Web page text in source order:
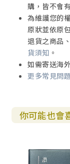
購，皆不會
為維護您的
原狀並依原
退貨之商品
貨須知 。
如需寄送海
更多常見問
你可能也會